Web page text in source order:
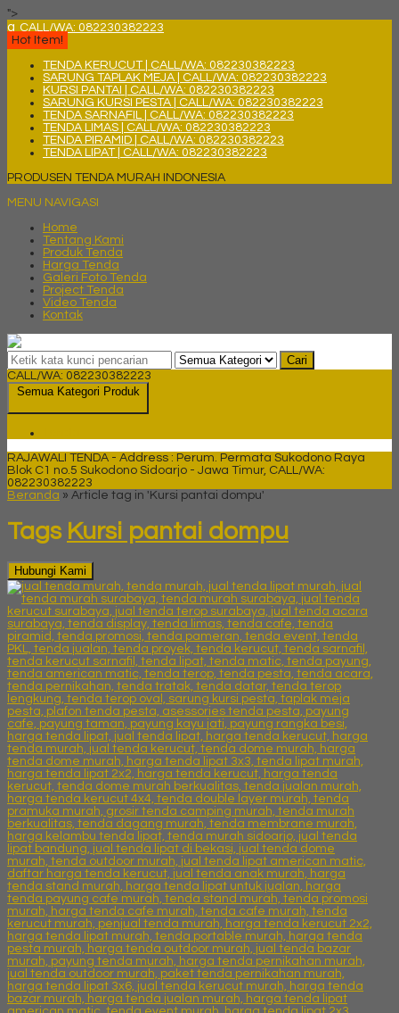
">
q CALL/WA: 082230382223
Hot Item!
TENDA KERUCUT | CALL/WA: 082230382223
SARUNG TAPLAK MEJA | CALL/WA: 082230382223
KURSI PANTAI | CALL/WA: 082230382223
SARUNG KURSI PESTA | CALL/WA: 082230382223
TENDA SARNAFIL | CALL/WA: 082230382223
TENDA LIMAS | CALL/WA: 082230382223
TENDA PIRAMID | CALL/WA: 082230382223
TENDA LIPAT | CALL/WA: 082230382223
PRODUSEN TENDA MURAH INDONESIA
MENU NAVIGASI
Home
Tentang Kami
Produk Tenda
Harga Tenda
Galeri Foto Tenda
Project Tenda
Video Tenda
Kontak
Cari
CALL/WA: 082230382223
Semua Kategori Produk
RAJAWALI TENDA - Address : Perum. Permata Sukodono Raya
Blok C1 no.5 Sukodono Sidoarjo - Jawa Timur, CALL/WA:
082230382223
Beranda » Article tag in 'Kursi pantai dompu'
Tags Kursi pantai dompu
Hubungi Kami